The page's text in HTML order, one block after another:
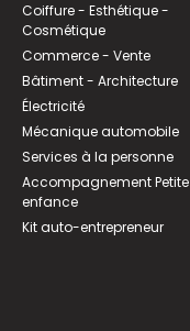
Coiffure - Esthétique -
Cosmétique
Commerce - Vente
Bâtiment - Architecture
Électricité
Mécanique automobile
Services à la personne
Accompagnement Petite
enfance
Kit auto-entrepreneur